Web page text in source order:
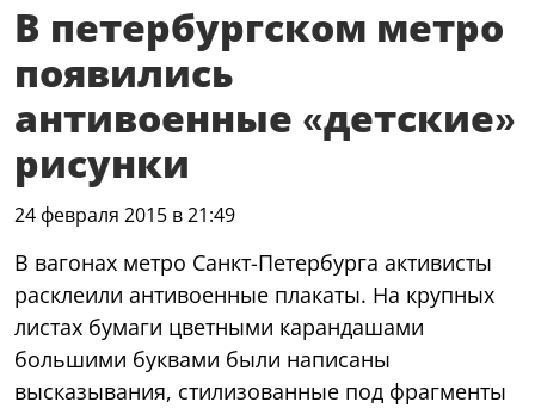
В петербургском метро
появились
антивоенные «детские»
рисунки
24 февраля 2015 в 21:49
В вагонах метро Санкт-Петербурга активисты
расклеили антивоенные плакаты. На крупных
листах бумаги цветными карандашами
большими буквами были написаны
высказывания, стилизованные под фрагменты